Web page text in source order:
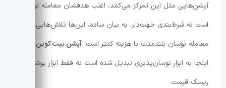
آپشن‌هایی مثل این تمرکز می‌کنند، اغلب هدفشان معامله نوسانی
است نه شرط‌بندی جهت‌دار. به بیان ساده، این‌ها تلاش‌هایی برای
معامله نوسان بلندمدت با هزینه کمتر است. آپشن بیت کوین
اینجا به ابزار نوسان‌پذیری تبدیل شده است نه فقط ابزار پوشش
ریسک قیمت.